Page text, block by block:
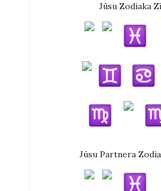
Jūsu Zodiaka
Jūsu Partnera